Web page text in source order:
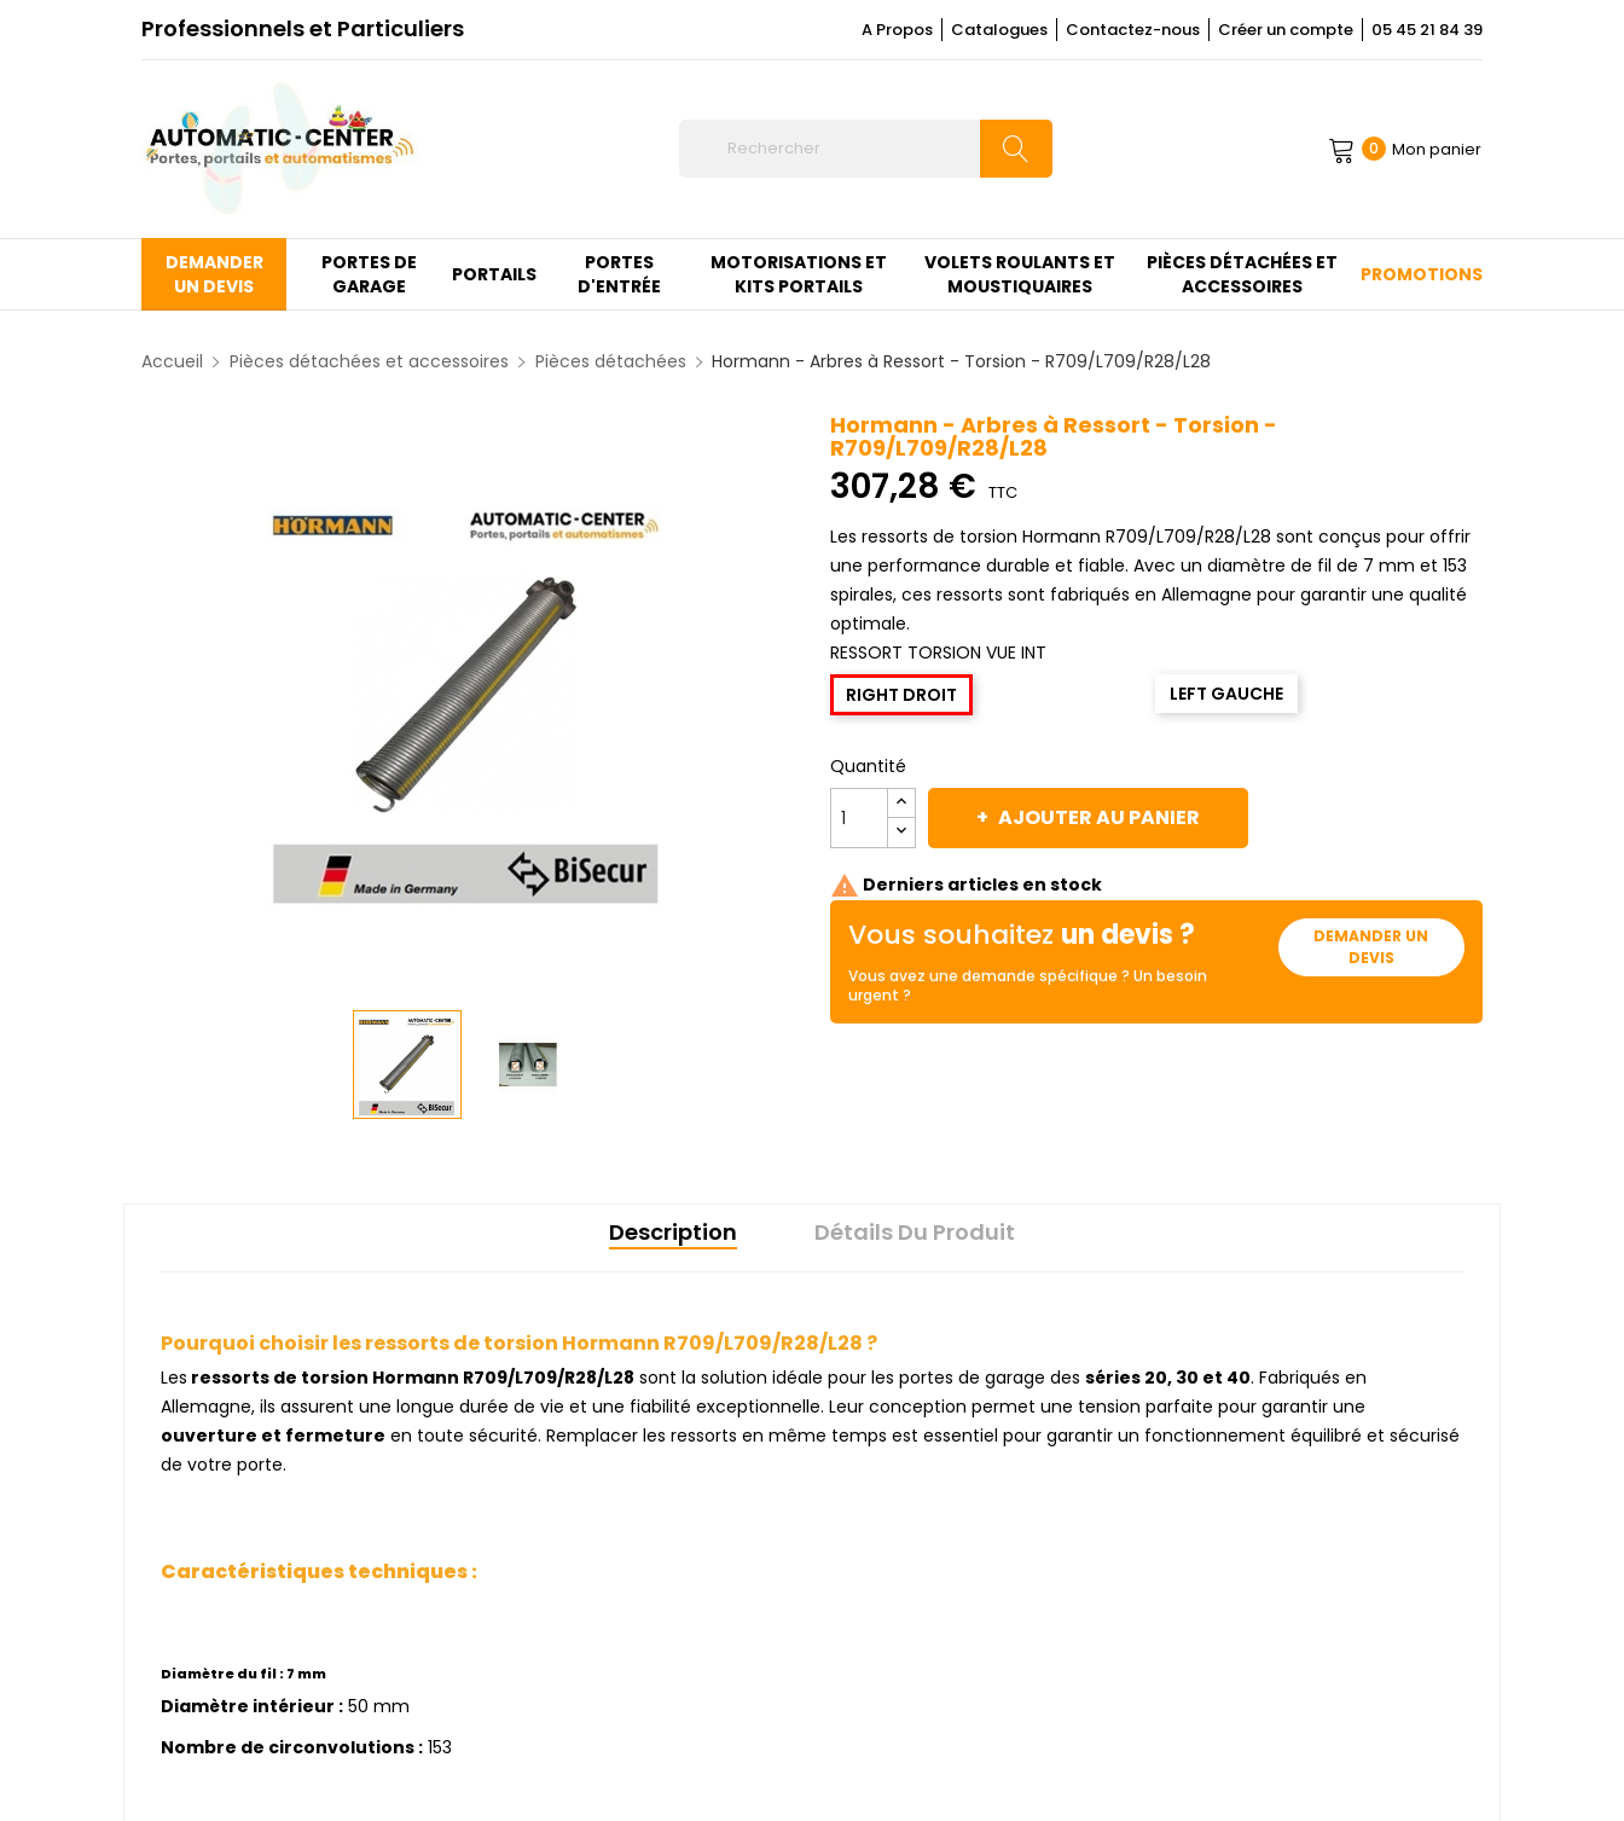
Professionnels et Particuliers A Propos Catalogues Contactez-nous Créer un compte 05 45 21 84 39
0 Mon panier
DEMANDER
UN DEVIS
PORTES DE
GARAGE
PORTAILS
PORTES
D'ENTRÉE
MOTORISATIONS ET
KITS PORTAILS
VOLETS ROULANTS ET
MOUSTIQUAIRES
PIÈCES DÉTACHÉES ET
ACCESSOIRES
PROMOTIONS
Accueil Pièces détachées et accessoires Pièces détachées Hormann - Arbres à Ressort - Torsion - R709/L709/R28/L28
Hormann - Arbres à Ressort - Torsion -
R709/L709/R28/L28
307,28 € TTC
Les ressorts de torsion Hormann R709/L709/R28/L28 sont conçus pour offrir
une performance durable et fiable. Avec un diamètre de fil de 7 mm et 153
spirales, ces ressorts sont fabriqués en Allemagne pour garantir une qualité
optimale.
RESSORT TORSION VUE INT
RIGHT DROIT
LEFT GAUCHE
Quantité
AJOUTER AU PANIER
 Derniers articles en stock
Vous souhaitez un devis ?
Vous avez une demande spécifique ? Un besoin
urgent ?
DEMANDER UN
DEVIS
Description Détails Du Produit
Pourquoi choisir les ressorts de torsion Hormann R709/L709/R28/L28 ?
Les ressorts de torsion Hormann R709/L709/R28/L28 sont la solution idéale pour les portes de garage des séries 20, 30 et 40. Fabriqués en
Allemagne, ils assurent une longue durée de vie et une fiabilité exceptionnelle. Leur conception permet une tension parfaite pour garantir une
ouverture et fermeture en toute sécurité. Remplacer les ressorts en même temps est essentiel pour garantir un fonctionnement équilibré et sécurisé
de votre porte.
Caractéristiques techniques :
Diamètre du fil : 7 mm
Diamètre intérieur : 50 mm
Nombre de circonvolutions : 153